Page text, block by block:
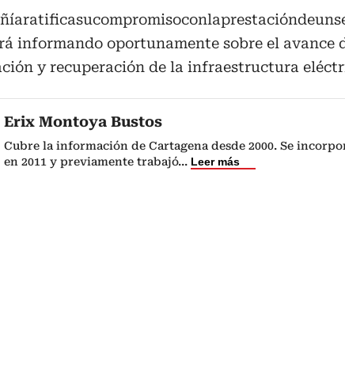
informando oportunamente sobre el avance
y recuperación de la infraestructura
Erix Montoya Bustos
Cubre la información de Cartagena desde 2000. Se
en 2011 y previamente trabajó... Leer más